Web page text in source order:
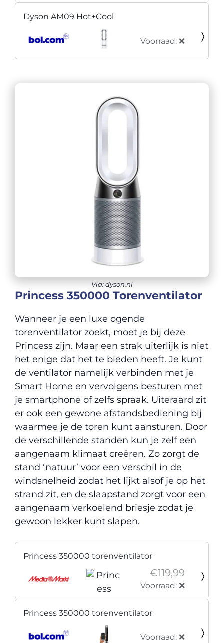
Dyson AM09 Hot+Cool
Voorraad: ❌
Via: dyson.nl
Princess 350000 Torenventilator
Wanneer je een luxe ogende
torenventilator zoekt, moet je bij deze
Princess zijn. Maar een strak uiterlijk is niet
het enige dat het te bieden heeft. Je kunt
de ventilator namelijk verbinden met je
Smart Home en vervolgens besturen met
je smartphone of zelfs spraak. Uiteraard zit
er ook een gewone afstandsbediening bij
waarmee je de toren kunt aansturen. Door
de verschillende standen kun je zelf een
aangenaam klimaat creëren. Zo zorgt de
stand ‘natuur’ voor een verschil in de
windsnelheid zodat het lijkt alsof je op het
strand zit, en de slaapstand zorgt voor een
aangenaam verkoelend briesje zodat je
gewoon lekker kunt slapen.
Princess 350000 torenventilator
€119,99
Voorraad: ❌
Princess 350000 torenventilator
Voorraad: ❌